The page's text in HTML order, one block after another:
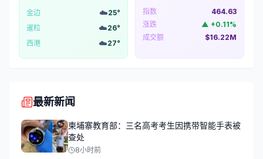
金边 ☁️25°
暹粒
☁️26°
西港
☁️27°
指数
464.63
涨跌
▲ +0.11%
成交额
$16.22M
最新新闻
柬埔寨教育部：三名高考考生因携带智能手表被
查处
8小时前